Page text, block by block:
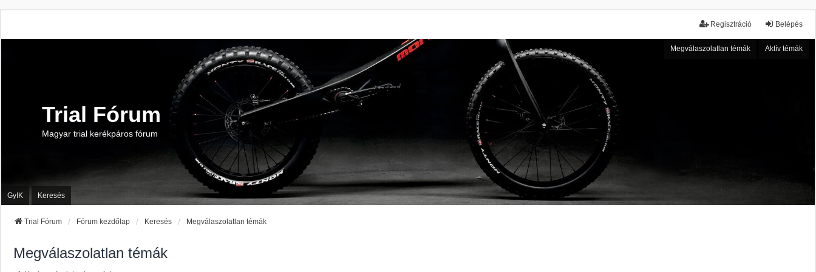
Belépés
Regisztráció
Megválaszolatlan témák Aktív témák
Trial Fórum
Magyar trial kerékpáros fórum
GyIK Keresés
Trial Fórum Fórum kezdőlap Keresés Megválaszolatlan témák
Megválaszolatlan témák